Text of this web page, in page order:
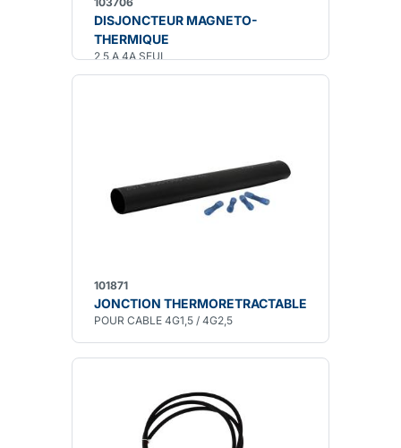
DISJONCTEUR MAGNETO-
THERMIQUE
2,5 A 4A SEUL
101871
JONCTION THERMORETRACTABLE
POUR CABLE 4G1,5 / 4G2,5